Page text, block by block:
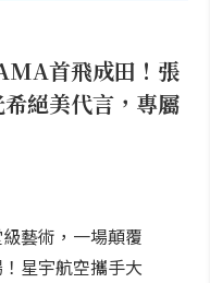
首飛成田！張
絕美代言，專屬
藝術，一場顛覆
星宇航空攜手大